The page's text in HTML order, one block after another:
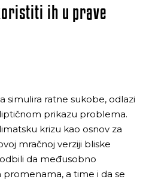
ih u prave
simulira ratne sukobe, odlazi
prikazu problema.
krizu kao osnov za
mračnoj verziji bliske
da međusobno
a time i da se